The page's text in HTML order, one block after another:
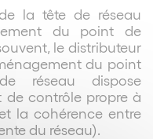
la tête de réseau
du point de
le distributeur
du point
réseau dispose
de contrôle propre à
la cohérence entre
du réseau).